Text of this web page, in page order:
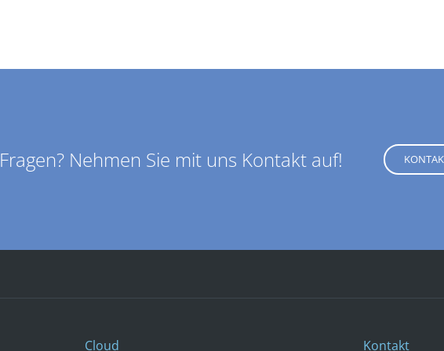
Fragen? Nehmen Sie mit uns Kontakt auf!
Cloud Kontakt